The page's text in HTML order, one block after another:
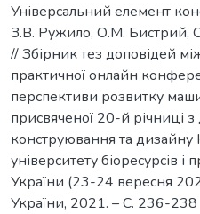
Універсальний елемент
З.В. Ружило, О.М. Бистрий,
// Збірник тез доповідей
практичної онлайн
перспективи розвитку
присвяченої 20-й річниці
конструювання та дизайну
університету біоресурсів
України (23-24 вересня
України, 2021. – С. 236-238